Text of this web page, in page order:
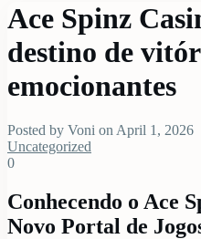
Ace Spinz
destino de
emocionantes
Posted by Voni on April 1, 2026
Uncategorized
0
Conhecendo o Ace
Novo Portal de